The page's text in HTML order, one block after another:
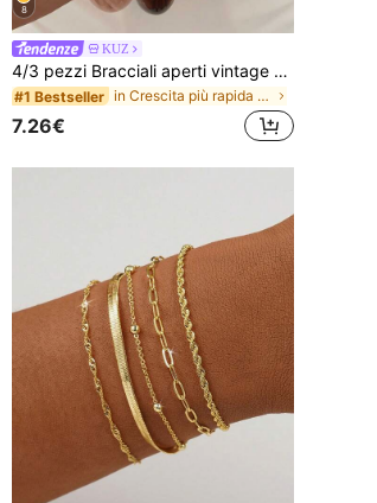
8
KUZ
4/3 pezzi Bracciali aperti vintage eleganti stile bohémien casual da donna, multicolore in acrilico e CCB, adatti per uso quotidiano, feste, raduni, vacanze estive al mare, viaggi e regali per le vacanze
#1 Bestseller in Crescita più rapida Bracciali da donna
7.26€